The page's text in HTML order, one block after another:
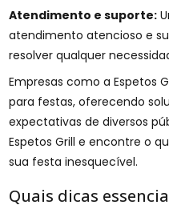
Atendimento e suporte:
atendimento atencioso e
resolver qualquer
Empresas como a Espetos
para festas, oferecendo
expectativas de diversos
Espetos Grill e encontre o
sua festa inesquecível.
Quais dicas